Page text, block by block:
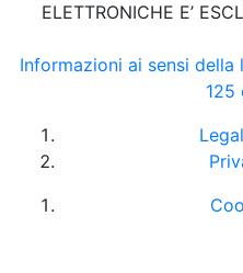
ELETTRONICHE E’
Informazioni ai sensi della
125